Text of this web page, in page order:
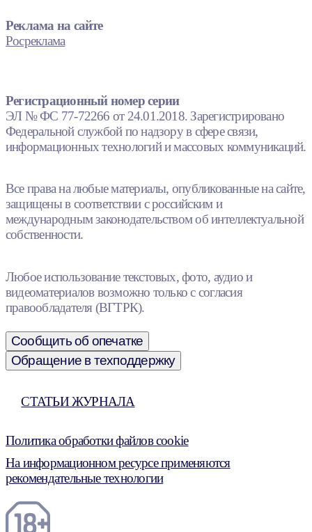
Реклама на сайте
Росреклама
Регистрационный номер серии
ЭЛ № ФС 77-72266 от 24.01.2018. Зарегистрировано
Федеральной службой по надзору в сфере связи,
информационных технологий и массовых коммуникаций.
Все права на любые материалы, опубликованные на сайте,
защищены в соответствии с российским и
международным законодательством об интеллектуальной
собственности.
Любое использование текстовых, фото, аудио и
видеоматериалов возможно только с согласия
правообладателя (ВГТРК).
Сообщить об опечатке
Обращение в техподдержку
СТАТЬИ ЖУРНАЛА
Политика обработки файлов cookie
На информационном ресурсе применяются
рекомендательные технологии